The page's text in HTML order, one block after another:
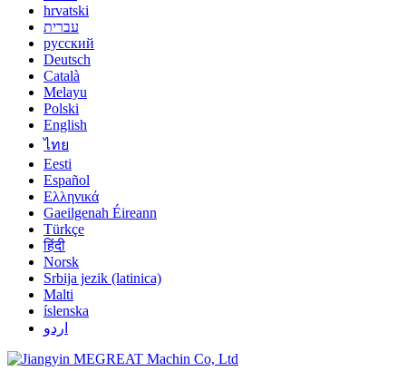
hrvatski
עברית
русский
Deutsch
Català
Melayu
Polski
English
ไทย
Eesti
Español
Ελληνικά
Gaeilgenah Éireann
Türkçe
हिंदी
Norsk
Srbija jezik (latinica)
Malti
íslenska
اردو